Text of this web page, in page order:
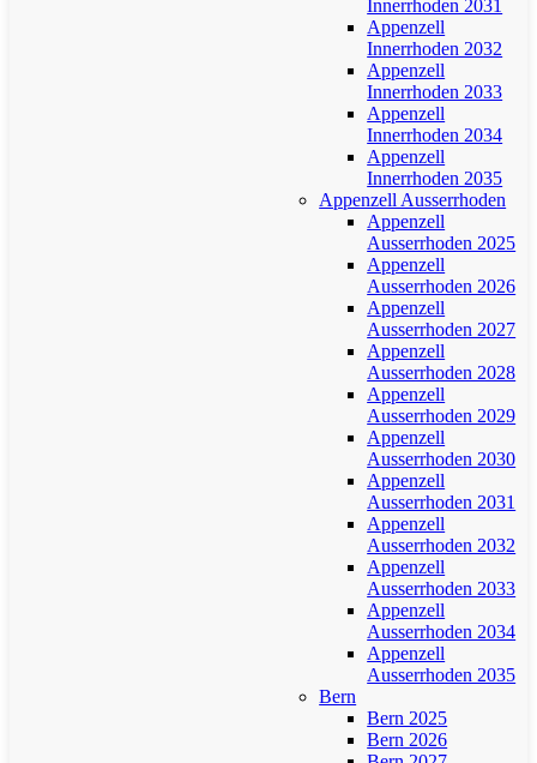
Innerrhoden 2031
Appenzell
Innerrhoden 2032
Appenzell
Innerrhoden 2033
Appenzell
Innerrhoden 2034
Appenzell
Innerrhoden 2035
Appenzell Ausserrhoden
Appenzell
Ausserrhoden 2025
Appenzell
Ausserrhoden 2026
Appenzell
Ausserrhoden 2027
Appenzell
Ausserrhoden 2028
Appenzell
Ausserrhoden 2029
Appenzell
Ausserrhoden 2030
Appenzell
Ausserrhoden 2031
Appenzell
Ausserrhoden 2032
Appenzell
Ausserrhoden 2033
Appenzell
Ausserrhoden 2034
Appenzell
Ausserrhoden 2035
Bern
Bern 2025
Bern 2026